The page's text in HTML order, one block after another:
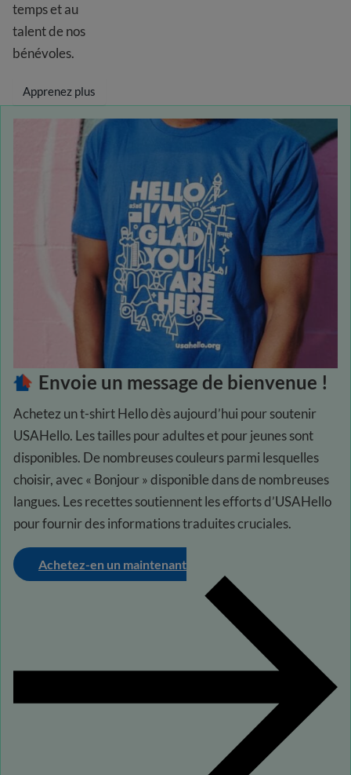
temps et au
talent de nos
bénévoles.
Apprenez plus
Envoie un message de bienvenue !
Achetez un t-shirt Hello dès aujourd’hui pour soutenir
USAHello. Les tailles pour adultes et pour jeunes sont
disponibles. De nombreuses couleurs parmi lesquelles
choisir, avec « Bonjour » disponible dans de nombreuses
langues. Les recettes soutiennent les efforts d’USAHello
pour fournir des informations traduites cruciales.
Achetez-en un maintenant